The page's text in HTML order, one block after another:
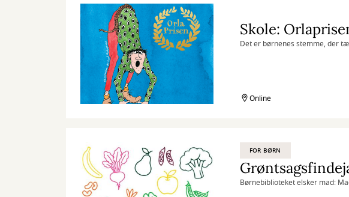
Skole:
Det er børnenes stemme, der
Online
FOR BØRN
Børnebiblioteket elsker mad: